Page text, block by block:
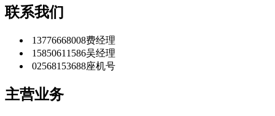
联系我们
13776668008费经理
15850611586吴经理
02568153688座机号
主营业务